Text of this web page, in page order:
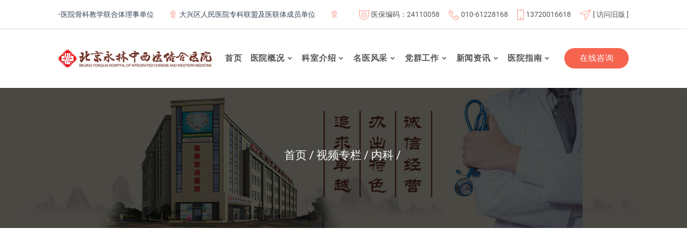
北京大学第一医院骨科教学联合体理事单位 大兴区人民医院专科联盟及医联体成员单位 首都医科大学附属北京康复医院联体成员单位 北京航天总医院联体成员单位 北京市老年友善医疗机
医保编码：24110058 010-61228168 13720016618 [ 访问旧版 ]
首页 医院概况 科室介绍 名医风采 党群工作 新闻资讯 医院指南 在线咨询
首页 视频专栏 内科